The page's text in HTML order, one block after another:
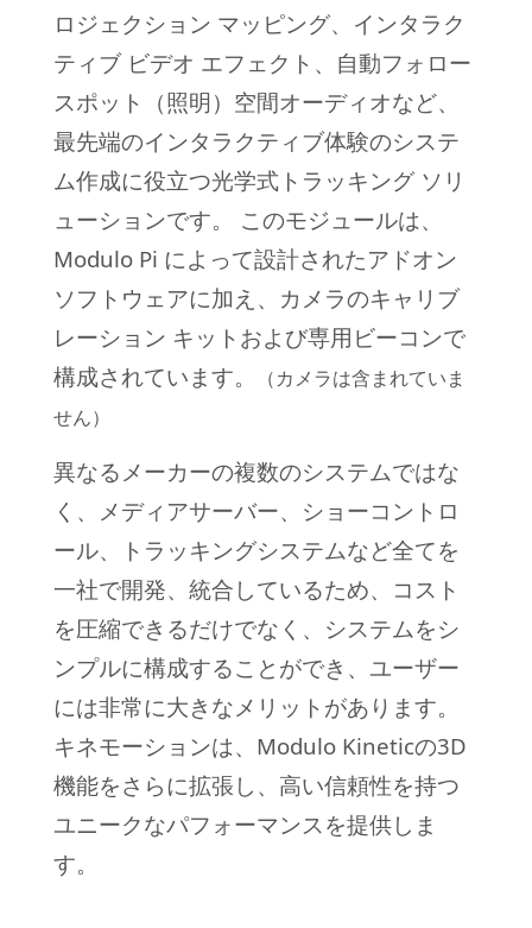
ロジェクション マッピング、インタラク
ティブ ビデオ エフェクト、自動フォロー
スポット（照明）空間オーディオなど、
最先端のインタラクティブ体験のシステ
ム作成に役立つ光学式トラッキング ソリ
ューションです。
このモジュールは、
Modulo Pi によって設計されたアドオン
ソフトウェアに加え、カメラのキャリブ
レーション キットおよび専用ビーコンで
構成されています。
（カメラは含まれていま
せん）
異なるメーカーの複数のシステムではな
く、メディアサーバー、ショーコントロ
ール、トラッキングシステムなど全てを
一社で開発、統合しているため、コスト
を圧縮できるだけでなく、システムをシ
ンプルに構成することができ、ユーザー
には非常に大きなメリットがあります。
キネモーションは、Modulo Kineticの3D
機能をさらに拡張し、高い信頼性を持つ
ユニークなパフォーマンスを提供しま
す。